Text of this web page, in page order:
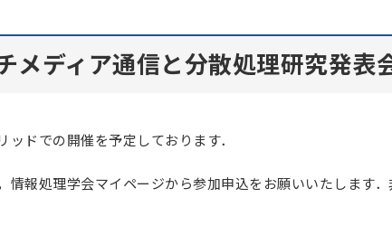
メディア通信と分散処理研究発表
ドでの開催を予定しております．
情報処理学会マイページから参加申込をお願いいたします